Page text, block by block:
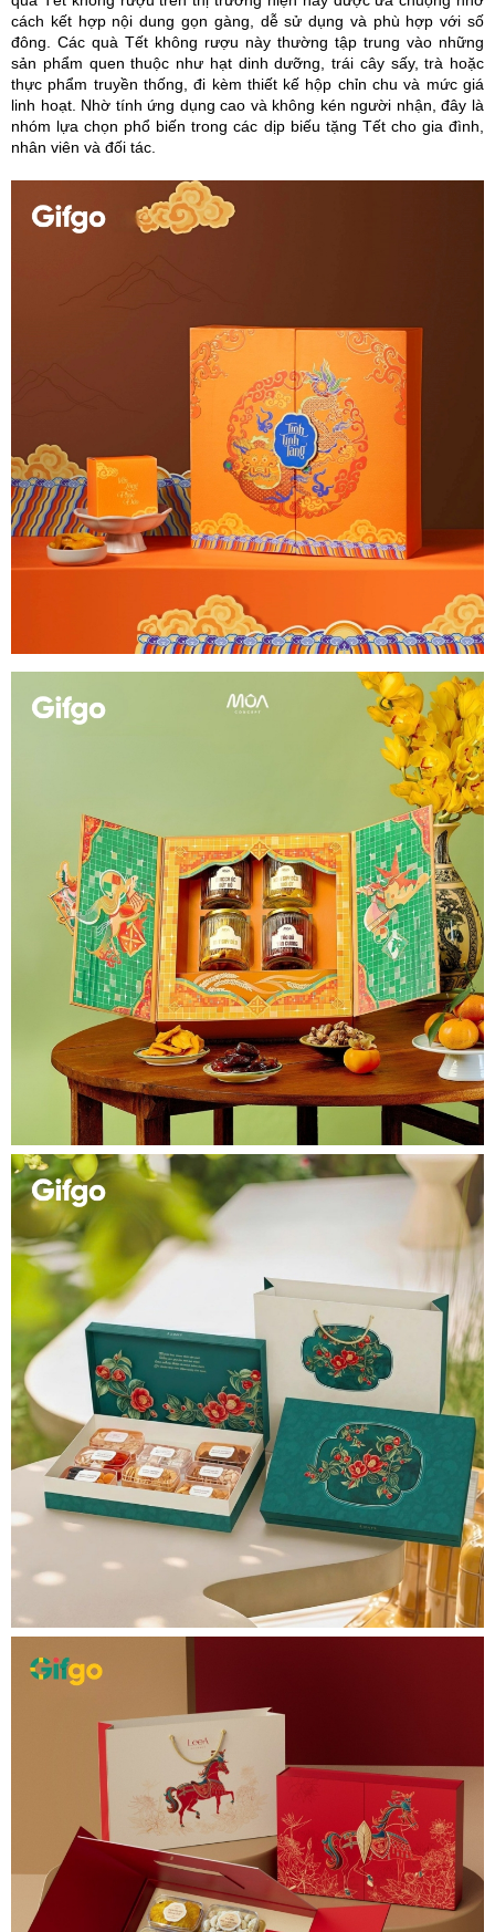
cách kết hợp nội dung gọn gàng, dễ sử dụng và phù hợp với số
đông. Các quà Tết không rượu này thường tập trung vào những
sản phẩm quen thuộc như hạt dinh dưỡng, trái cây sấy, trà hoặc
thực phẩm truyền thống, đi kèm thiết kế hộp chỉn chu và mức giá
linh hoạt. Nhờ tính ứng dụng cao và không kén người nhận, đây là
nhóm lựa chọn phổ biến trong các dịp biếu tặng Tết cho gia đình,
nhân viên và đối tác.